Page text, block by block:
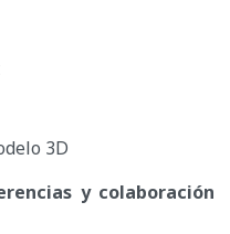
3D
y colaboración